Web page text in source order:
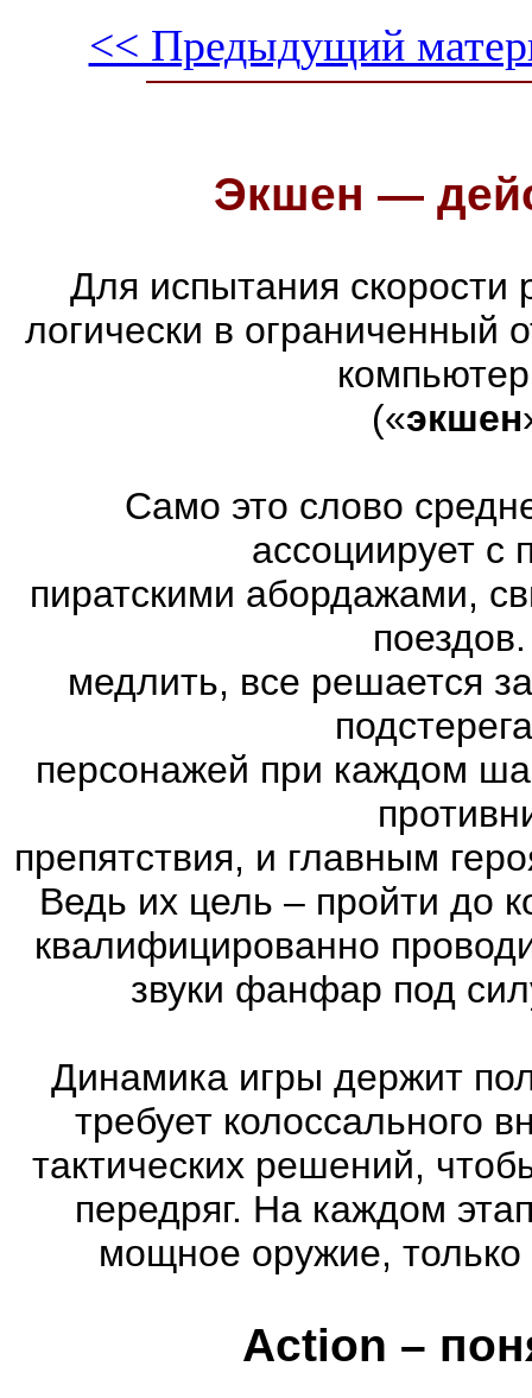
<< Предыдущий
Экшен —
Для испытания скорости
логически в ограниченный
(«экшен
Само это слово
ассоциирует с
пиратскими абордажами,
медлить, все решается
персонажей при каждом
препятствия, и главным
Ведь их цель – пройти до
квалифицированно
звуки фанфар под
Динамика игры держит
требует колоссального
тактических решений,
передряг. На каждом
мощное оружие, только
Action –